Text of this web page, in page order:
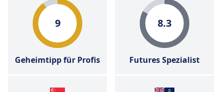
9
Geheimtipp für Profis
8.3
Futures Spezialist